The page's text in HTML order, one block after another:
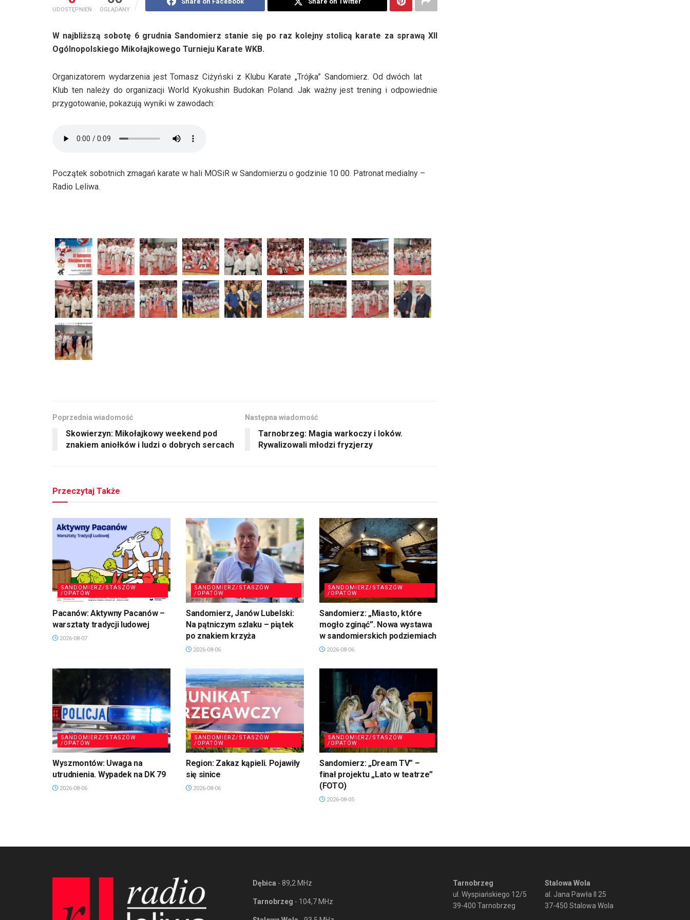
UDOSTĘPNIEŃ OGLĄDANY
W najbliższą sobotę 6 grudnia Sandomierz stanie się po raz kolejny stolicą karate za sprawą XII
Ogólnopolskiego Mikołajkowego Turnieju Karate WKB.
Organizatorem wydarzenia jest Tomasz Ciżyński z Klubu Karate „Trójka” Sandomierz. Od dwóch lat
Klub ten należy do organizacji World Kyokushin Budokan Poland. Jak ważny jest trening i odpowiednie
przygotowanie, pokazują wyniki w zawodach:
Początek sobotnich zmagań karate w hali MOSiR w Sandomierzu o godzinie 10 00. Patronat medialny –
Radio Leliwa.
Poprzednia wiadomość
Skowierzyn: Mikołajkowy weekend pod
znakiem aniołków i ludzi o dobrych sercach
Następna wiadomość
Tarnobrzeg: Magia warkoczy i loków.
Rywalizowali młodzi fryzjerzy
Przeczytaj Także
SANDOMIERZ/STASZÓW
/OPATÓW
Pacanów: Aktywny Pacanów –
warsztaty tradycji ludowej
2026-08-07
SANDOMIERZ/STASZÓW
/OPATÓW
Sandomierz, Janów Lubelski:
Na pątniczym szlaku – piątek
po znakiem krzyża
2026-08-06
SANDOMIERZ/STASZÓW
/OPATÓW
Sandomierz: „Miasto, które
mogło zginąć”. Nowa wystawa
w sandomierskich podziemiach
2026-08-06
SANDOMIERZ/STASZÓW
/OPATÓW
Wyszmontów: Uwaga na
utrudnienia. Wypadek na DK 79
2026-08-06
SANDOMIERZ/STASZÓW
/OPATÓW
Region: Zakaz kąpieli. Pojawiły
się sinice
2026-08-06
SANDOMIERZ/STASZÓW
/OPATÓW
Sandomierz: „Dream TV” –
finał projektu „Lato w teatrze”
(FOTO)
2026-08-05
Dębica - 89,2 MHz
Tarnobrzeg - 104,7 MHz
Tarnobrzeg
ul. Wyspiańskiego 12/5
39-400 Tarnobrzeg
Stalowa Wola
al. Jana Pawła II 25
37-450 Stalowa Wola